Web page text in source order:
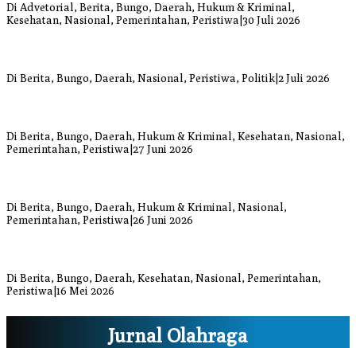
Di Advetorial, Berita, Bungo, Daerah, Hukum & Kriminal,
Kesehatan, Nasional, Pemerintahan, Peristiwa 30 Juli 2026
Di Berita, Bungo, Daerah, Nasional, Peristiwa, Politik|2 Juli 2026
Di Berita, Bungo, Daerah, Hukum & Kriminal, Kesehatan, Nasional,
Pemerintahan, Peristiwa 27 Juni 2026
Di Berita, Bungo, Daerah, Hukum & Kriminal, Nasional,
Pemerintahan, Peristiwa 26 Juni 2026
Di Berita, Bungo, Daerah, Kesehatan, Nasional, Pemerintahan,
Peristiwa 16 Mei 2026
Jurnal Olahraga